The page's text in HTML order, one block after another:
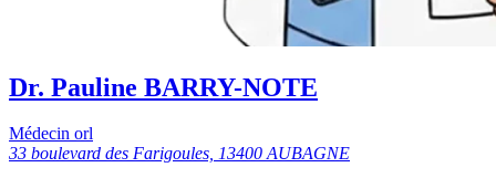
Dr. Pauline BARRY-NOTE
Médecin orl
33 boulevard des Farigoules, 13400 AUBAGNE